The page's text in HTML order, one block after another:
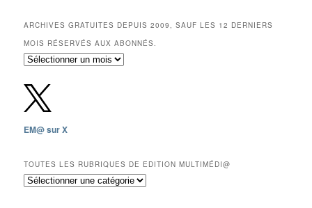
ARCHIVES GRATUITES DEPUIS 2009, SAUF LES 12 DERNIERS
MOIS RÉSERVÉS AUX ABONNÉS.
Archives
depuis
2009,
sauf
les
mois
réservés
aux
EM@ sur X
TOUTES LES RUBRIQUES DE EDITION MULTIMÉDI@
Toutes